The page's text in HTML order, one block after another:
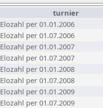
turnier
Elozahl per 01.01.2006
Elozahl per 01.07.2006
Elozahl per 01.01.2007
Elozahl per 01.07.2007
Elozahl per 01.01.2008
Elozahl per 01.07.2008
Elozahl per 01.01.2009
Elozahl per 01.07.2009